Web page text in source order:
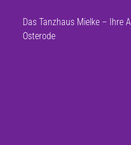
Das Tanzhaus Mielke – Ihre
Osterode